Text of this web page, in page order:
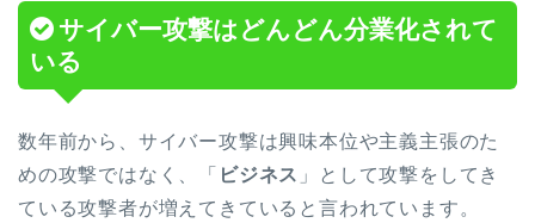
サイバー攻撃はどんどん分業化されて
いる
数年前から、サイバー攻撃は興味本位や主義主張のた
めの攻撃ではなく、「 ビジネス 」として攻撃をしてき
ている攻撃者が増えてきていると言われています。